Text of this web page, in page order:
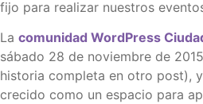
fijo para realizar nuestros
La comunidad WordPress
sábado 28 de noviembre de
historia completa en otro post),
crecido como un espacio para